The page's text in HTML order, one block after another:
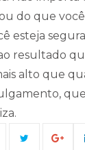
do que
esteja
resultado
alto que